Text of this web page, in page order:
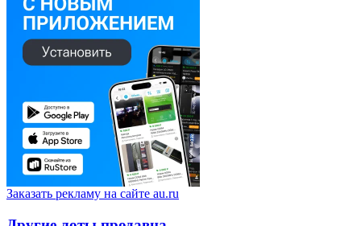
Заказать рекламу на сайте au.ru